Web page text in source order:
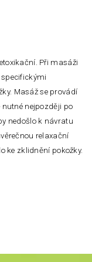
Při masáži
Masáž se provádí
nejpozději po
nedošlo k návratu
relaxační
ke zklidnění pokožky.